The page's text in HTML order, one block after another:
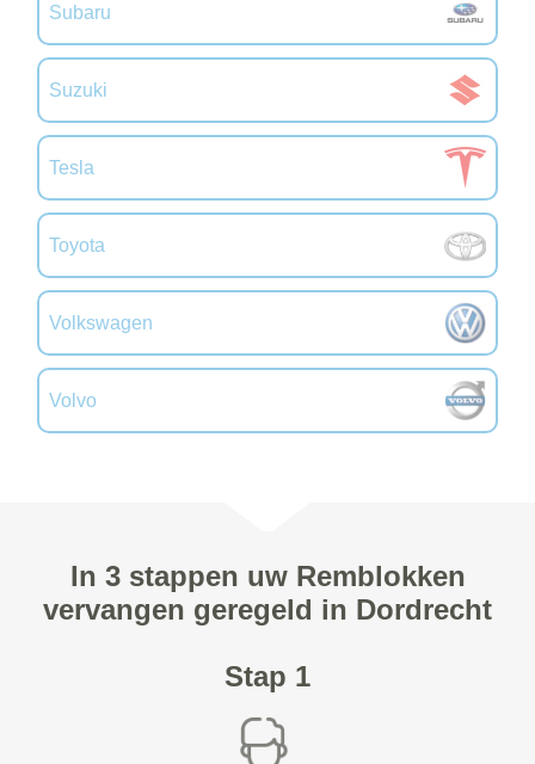
Subaru
Suzuki
Tesla
Toyota
Volkswagen
Volvo
In 3 stappen uw Remblokken
vervangen geregeld in Dordrecht
Stap 1